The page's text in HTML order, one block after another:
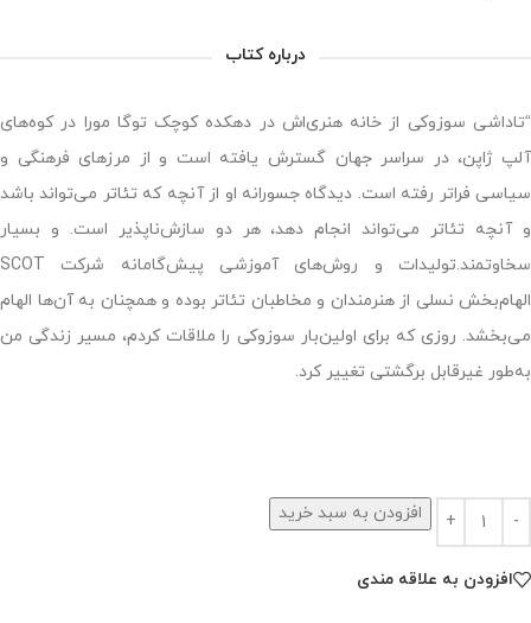
درباره کتاب
“تاداشی سوزوکی از خانه هنری‌اش در دهکده کوچک توگا مورا در کوه‌های
آلپ ژاپن، در سراسر جهان گسترش یافته است و از مرزهای فرهنگی و
سیاسی فراتر رفته است. دیدگاه جسورانه او از آنچه که تئاتر می‌تواند باشد
و آنچه تئاتر می‌تواند انجام دهد، هر دو سازش‌ناپذیر است. و بسیار
سخاوتمند.تولیدات و روش‌های آموزشی پیش‌گامانه شرکت SCOT
الهام‌بخش نسلی از هنرمندان و مخاطبان تئاتر بوده و همچنان به آن‌ها الهام
می‌بخشد. روزی که برای اولین‌بار سوزوکی را ملاقات کردم، مسیر زندگی من
به‌طور غیرقابل برگشتی تغییر کرد.
افزودن به سبد خرید
افزودن به علاقه مندی